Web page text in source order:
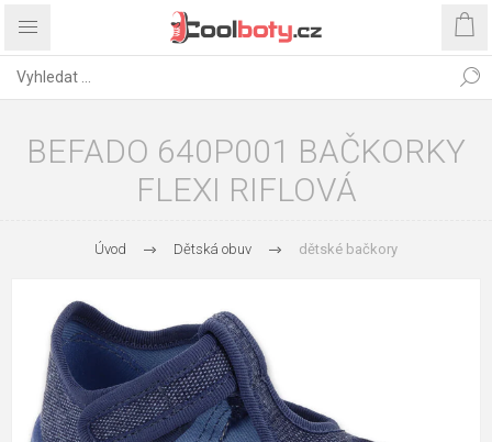
BEFADO 640P001 BAČKORKY
FLEXI RIFLOVÁ
Úvod Dětská obuv dětské bačkory